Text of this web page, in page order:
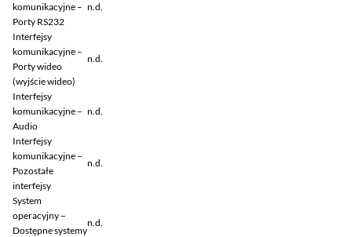
komunikacyjne –
Porty RS232
n.d.
Interfejsy
komunikacyjne –
Porty wideo
(wyjście wideo)
n.d.
Interfejsy
komunikacyjne –
Audio
n.d.
Interfejsy
komunikacyjne –
Pozostałe
interfejsy
n.d.
System
operacyjny –
Dostępne systemy
n.d.